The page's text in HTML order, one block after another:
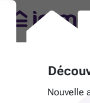
Nouvelle